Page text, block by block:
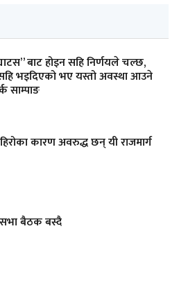
बाट होइन सहि निर्णयले चल्छ,
भइदिएको भए यस्तो अवस्था आउने
साम्पाङ
कारण अवरुद्ध छन् यी राजमार्ग
बैठक बस्दै